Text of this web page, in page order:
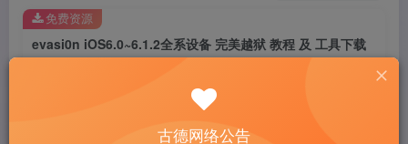
evasi0n iOS6.0~6.1.2全系设备 完美越狱 教程 及 工具下载
登录查看
免费资源
古德网络公告